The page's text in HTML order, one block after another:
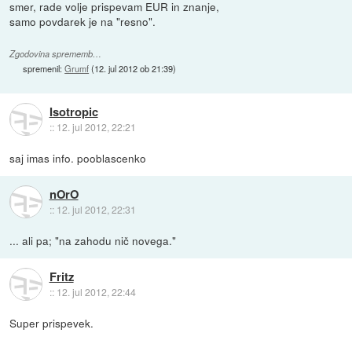
smer, rade volje prispevam EUR in znanje,
samo povdarek je na "resno".
Zgodovina sprememb…
spremenil:Grumf(12. jul 2012 ob 21:39)
Isotropic
:: 12. jul 2012, 22:21
saj imas info. pooblascenko
nOrO
:: 12. jul 2012, 22:31
... ali pa; "na zahodu nič novega."
Fritz
:: 12. jul 2012, 22:44
Super prispevek.